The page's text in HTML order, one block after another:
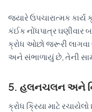
જ્યારે ઉપચારાત્મક કાર્ય
કંઈક નોંધપાત્ર
ક્રોધ ઓછો જરૂરી
અને સંભાળાયું છે, તેની
5. હલનચલન અને
ક્રોધ ક્રિયા માટે